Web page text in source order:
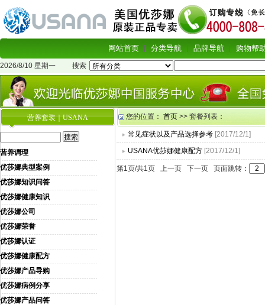
网站首页 分类导航 品牌导航 购物帮
2026/8/10 星期一 搜索
营养套装｜USANA
营养调理
优莎娜典型案例
优莎娜知识问答
优莎娜健康知识
优莎娜公司
优莎娜荣誉
优莎娜认证
优莎娜健康配方
优莎娜产品导购
优莎娜病例分享
优莎娜产品问答
您的位置： 首页 >> 套餐列表：
常见症状以及产品选择参考 [2017/12/1]
USANA优莎娜健康配方 [2017/12/1]
第1页/共1页 上一页 下一页 页面跳转：